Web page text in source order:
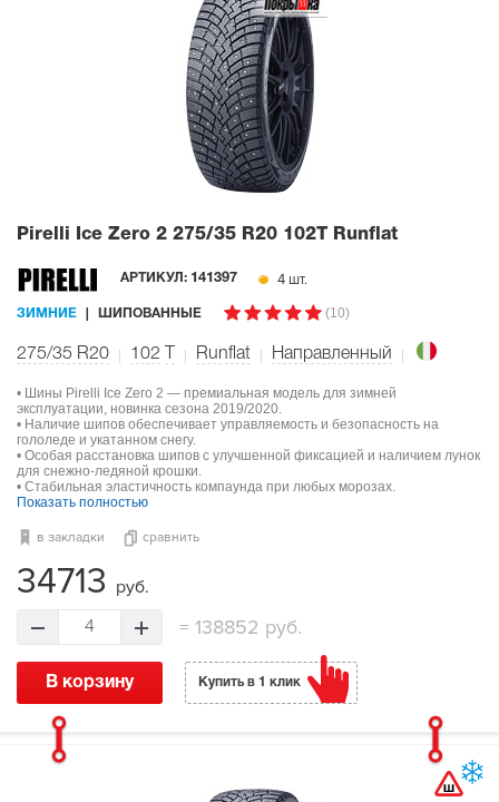
Pirelli Ice Zero 2 275/35 R20 102T Runflat
АРТИКУЛ: 141397 4 шт.
ЗИМНИЕ ШИПОВАННЫЕ (10)
275/35 R20 102 Runflat Направленный
• Шины Pirelli Ice Zero 2 — премиальная модель для зимней
эксплуатации, новинка сезона 2019/2020.
• Наличие шипов обеспечивает управляемость и безопасность на
гололеде и укатанном снегу.
• Особая расстановка шипов с улучшенной фиксацией и наличием лунок
для снежно-ледяной крошки.
• Стабильная эластичность компаунда при любых морозах.
Показать полностью
в закладки сравнить
34713 руб.
4 =138852 руб.
В корзину Купить в 1 клик